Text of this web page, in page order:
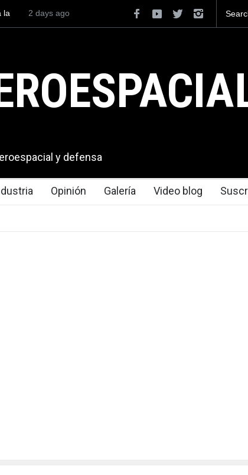
México se posiciona como el cuarto exportador
del mundo, al superar los 13,600 millones de dólares
exportaciones en el 2025.
2 days ago
y defensa
Opinión Galería Video blog